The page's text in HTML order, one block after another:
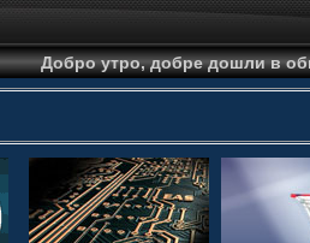
Дoбро утро, добре дошли в